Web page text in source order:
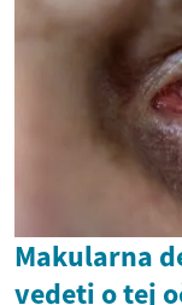
Makularna
vedeti o tej